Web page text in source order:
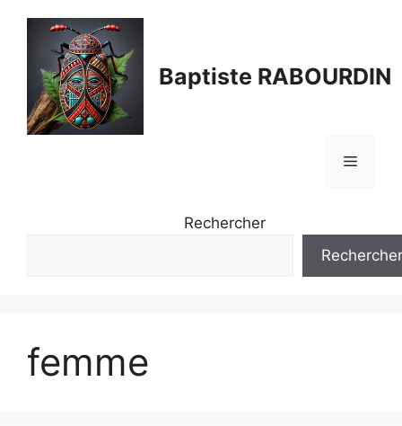
contenu
Baptiste RABOURDIN
Menu
Rechercher
Rechercher
femme